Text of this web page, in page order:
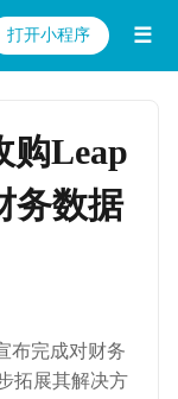
打开小程序 ☰
购Leap
务数据
布完成对财务
拓展其解决方